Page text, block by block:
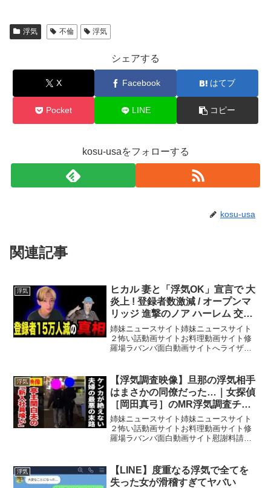
浮気 不倫 浮気
シェアする
X Facebook はてブ
Pocket LINE コピー
kosu-usaをフォローする
kosu-usa
関連記事
浮気
ヒカル 妻と「浮気OK」宣言で 大
炎上 ! 登録者数激減 / オープンマ
リッジ 進撃のノア ハーレム 交際
0日婚
姉妹ニュースサイト姉妹ニュースサイト
２怖い話動画サイトお料理動画サイト修
羅場ラバンバ面白動画サイトへライザー
ンネル時事ネタ 芸能ネタ ニュース
速報 YouTuberニ...
浮気
【浮気調査映像】旦那の浮気相手
はまさかの同僚だった…｜女探偵
［岡田真弓］のMR浮気調査チャ
ンネル
姉妹ニュースサイト姉妹ニュースサイト
２怖い話動画サイトお料理動画サイト修
羅場ラバンバ面白動画サイト慰謝料請求
「カウンセラー」と呼ばれる相談員が、
マンツーマンで対応いたしま...
浮気
【LINE】度重なる浮気で全てを
失った女が滑稽すぎてヤバい